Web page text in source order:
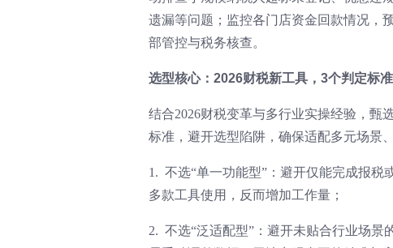
遗漏等问题；监控各门店资金回款情况，
部管控与税务核查。
选型核心：2026财税新工具，3个判定标准
结合2026财税变革与多行业实操经验，甄
标准，避开选型陷阱，确保适配多元场景
1. 不选“单一功能型”：避开仅能完成报
多款工具使用，反而增加工作量；
2. 不选“泛适配型”：避开未贴合行业场景